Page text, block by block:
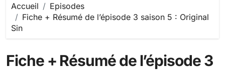
Accueil
Episodes
Fiche + Résumé de l’épisode 3 saison 5 : Original
Sin
Fiche + Résumé de l’épisode 3